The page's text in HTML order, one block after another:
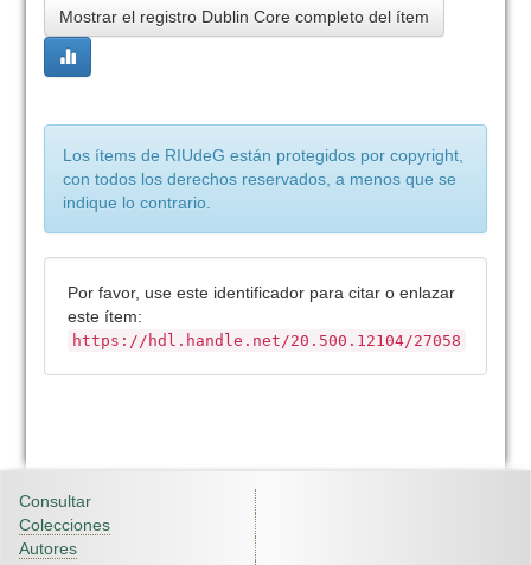
Mostrar el registro Dublin Core completo del ítem
Los ítems de RIUdeG están protegidos por copyright,
con todos los derechos reservados, a menos que se
indique lo contrario.
Por favor, use este identificador para citar o enlazar
este ítem:
https://hdl.handle.net/20.500.12104/27058
Consultar
Colecciones
Autores